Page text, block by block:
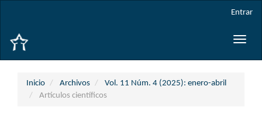
principal
Entrar
Toggle
Inicio Archivos
Vol. 11 Núm. 4 (2025): enero-abril
Artículos científicos